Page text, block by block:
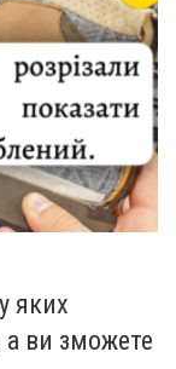
яких
ви зможете